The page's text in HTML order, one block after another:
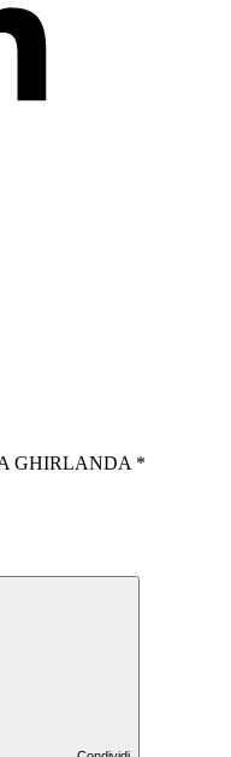
GHIRLANDA *